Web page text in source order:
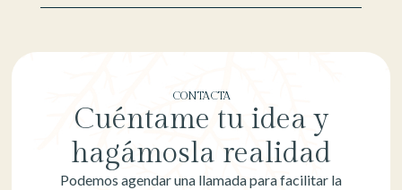
CONTACTA
Cuéntame tu idea y
hagámosla realidad
Podemos agendar una llamada para facilitar la